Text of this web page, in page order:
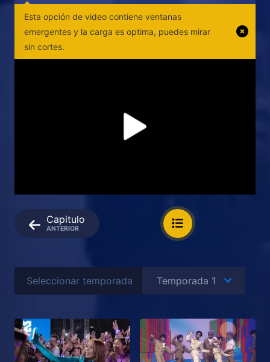
Esta opción de video contiene ventanas
emergentes y la carga es optima, puedes mirar
sin cortes.
Capitulo
ANTERIOR
Seleccionar temporada